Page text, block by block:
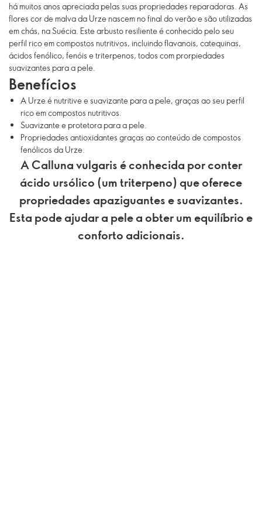
há muitos anos apreciada pelas suas propriedades reparadoras. As
flores cor de malva da Urze nascem no final do verão e são utilizadas
em chás, na Suécia. Este arbusto resiliente é conhecido pelo seu
perfil rico em compostos nutritivos, incluindo flavanois, catequinas,
ácidos fenólico, fenóis e triterpenos, todos com prorpiedades
suavizantes para a pele.
Benefícios
A Urze é nutritive e suavizante para a pele, graças ao seu perfil
rico em compostos nutritivos.
Suavizante e protetora para a pele.
Propriedades antioxidantes graças ao conteúdo de compostos
fenólicos da Urze.
A Calluna vulgaris é conhecida por conter
ácido ursólico (um triterpeno) que oferece
propriedades apaziguantes e suavizantes.
Esta pode ajudar a pele a obter um equilíbrio e
conforto adicionais.